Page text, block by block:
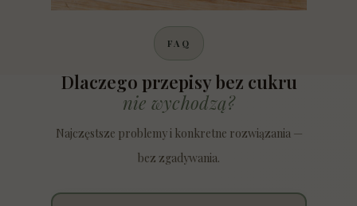
FAQ
Dlaczego przepisy bez cukru
nie wychodzą?
Najczęstsze problemy i konkretne rozwiązania —
bez zgadywania.